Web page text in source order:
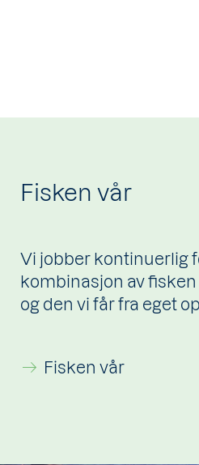
Fisken vår
Vi jobber kontinuerlig
kombinasjon av
og den vi får fra eget
Fisken vår